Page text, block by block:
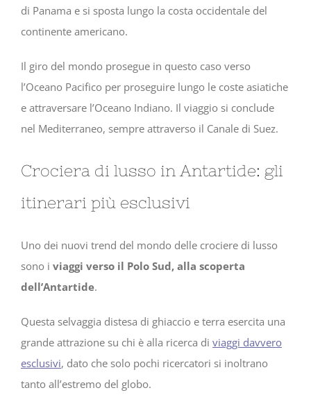
di Panama e si sposta lungo la costa occidentale del
continente americano.
Il giro del mondo prosegue in questo caso verso
l’Oceano Pacifico per proseguire lungo le coste asiatiche
e attraversare l’Oceano Indiano. Il viaggio si conclude
nel Mediterraneo, sempre attraverso il Canale di Suez.
Crociera di lusso in Antartide: gli
itinerari più esclusivi
Uno dei nuovi trend del mondo delle crociere di lusso
sono i viaggi verso il Polo Sud, alla scoperta
dell’Antartide.
Questa selvaggia distesa di ghiaccio e terra esercita una
grande attrazione su chi è alla ricerca di viaggi davvero
esclusivi, dato che solo pochi ricercatori si inoltrano
tanto all’estremo del globo.